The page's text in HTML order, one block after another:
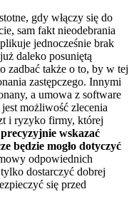
gdy włączy się do
sam fakt nieodebrania
jednocześnie brak
daleko posuniętą
zadbać także o to, by w tej
zastępczego. Innymi
a umowa z software
możliwość zlecenia
i ryzyko firmy, której
wskazać
będzie mogło dotyczyć
odpowiednich
dostarczyć dobrej
się przed